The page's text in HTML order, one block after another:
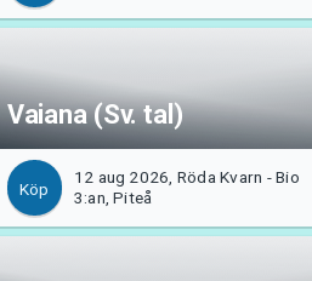
Vaiana (Sv. tal)
Köp
12 aug 2026, Röda Kvarn - Bio
3:an, Piteå